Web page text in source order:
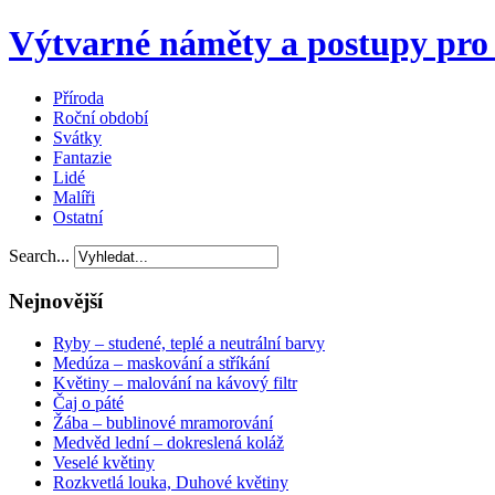
Výtvarné náměty a postupy
Příroda
Roční období
Svátky
Fantazie
Lidé
Malíři
Ostatní
Search...
Nejnovější
Ryby – studené, teplé a neutrální barvy
Medúza – maskování a stříkání
Květiny – malování na kávový filtr
Čaj o páté
Žába – bublinové mramorování
Medvěd lední – dokreslená koláž
Veselé květiny
Rozkvetlá louka, Duhové květiny